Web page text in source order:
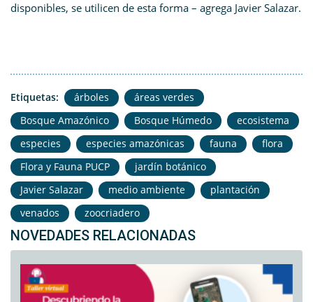
disponibles, se utilicen de esta forma – agrega Javier Salazar.
Etiquetas: árboles
áreas verdes
Bosque Amazónico
Bosque Húmedo
ecosistema
especies
especies amazónicas fauna
flora
Flora y Fauna PUCP
jardín botánico
Javier Salazar
medio ambiente
plantación
venados
zoocriadero
NOVEDADES RELACIONADAS